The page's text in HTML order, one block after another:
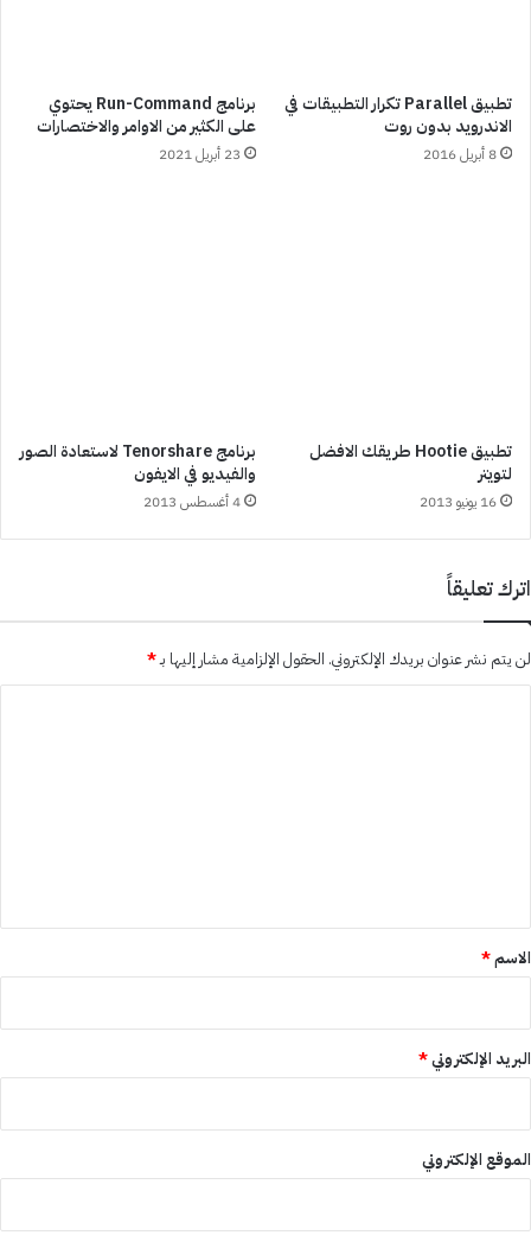
تطبيق Parallel تكرار التطبيقات في
الاندرويد بدون روت
8 أبريل 2016
برنامج Run-Command يحتوي
على الكثير من الاوامر والاختصارات
23 أبريل 2021
تطبيق Hootie طريقك الافضل
لتويتر
16 يونيو 2013
برنامج Tenorshare لاستعادة الصور
والفيديو في الايفون
4 أغسطس 2013
اترك تعليقاً
لن يتم نشر عنوان بريدك الإلكتروني. الحقول الإلزامية مشار إليها بـ*
*
الاسم*
البريد الإلكتروني*
الموقع الإلكتروني